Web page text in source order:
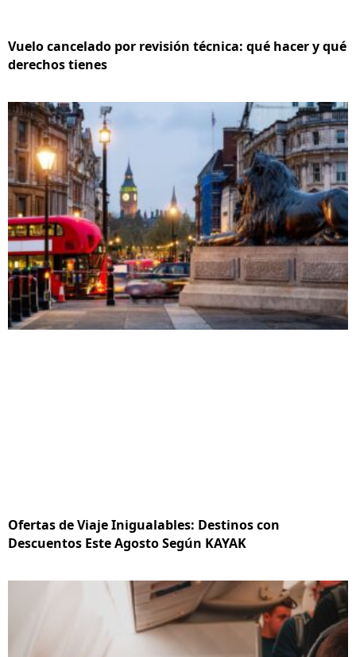
Vuelo cancelado por revisión técnica: qué hacer y qué
derechos tienes
Ofertas de Viaje Inigualables: Destinos con
Descuentos Este Agosto Según KAYAK